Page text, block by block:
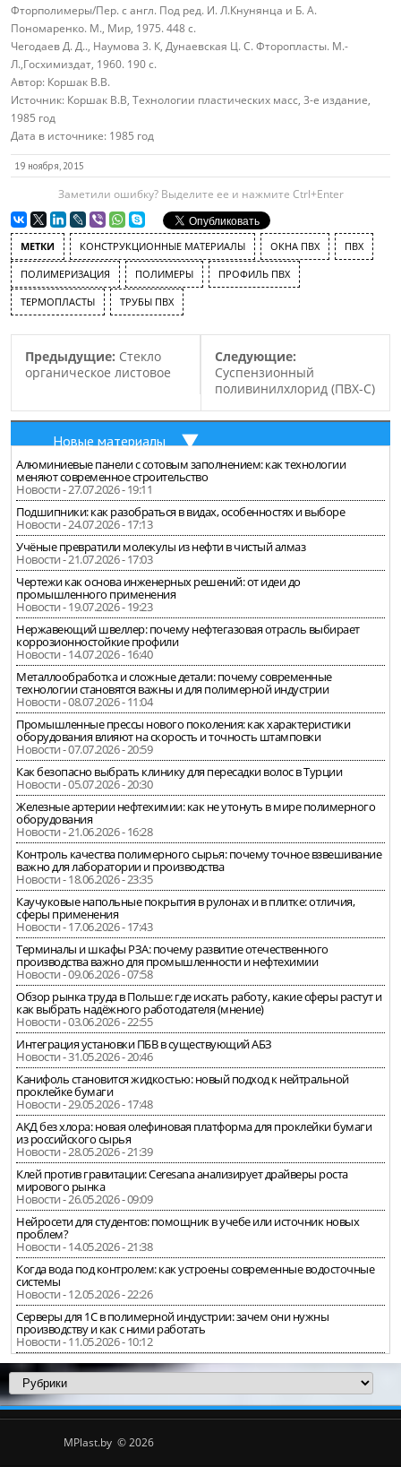
Фторполимеры/Пер. с англ. Под ред. И. Л.Кнунянца и Б. А.
Пономаренко. М., Мир, 1975. 448 с.
Чегодаев Д. Д.., Наумова 3. К, Дунаевская Ц. С. Фторопласты. М.-
Л.,Госхимиздат, 1960. 190 с.
Автор: Коршак В.В.
Источник: Коршак В.В, Технологии пластических масс, 3-е издание,
1985 год
Дата в источнике: 1985 год
19 ноября, 2015
Заметили ошибку? Выделите ее и нажмите Ctrl+Enter
МЕТКИ КОНСТРУКЦИОННЫЕ МАТЕРИАЛЫ ОКНА ПВХ ПВХ
ПОЛИМЕРИЗАЦИЯ ПОЛИМЕРЫ ПРОФИЛЬ ПВХ
ТЕРМОПЛАСТЫ ТРУБЫ ПВХ
Предыдущие: Стекло
органическое листовое
Следующие:
Суспензионный
поливинилхлорид (ПВХ-С)
Новые материалы
Алюминиевые панели с сотовым заполнением: как технологии
меняют современное строительство
Новости - 27.07.2026 - 19:11
Подшипники: как разобраться в видах, особенностях и выборе
Новости - 24.07.2026 - 17:13
Учёные превратили молекулы из нефти в чистый алмаз
Новости - 21.07.2026 - 17:03
Чертежи как основа инженерных решений: от идеи до
промышленного применения
Новости - 19.07.2026 - 19:23
Нержавеющий швеллер: почему нефтегазовая отрасль выбирает
коррозионностойкие профили
Новости - 14.07.2026 - 16:40
Металлообработка и сложные детали: почему современные
технологии становятся важны и для полимерной индустрии
Новости - 08.07.2026 - 11:04
Промышленные прессы нового поколения: как характеристики
оборудования влияют на скорость и точность штамповки
Новости - 07.07.2026 - 20:59
Как безопасно выбрать клинику для пересадки волос в Турции
Новости - 05.07.2026 - 20:30
Железные артерии нефтехимии: как не утонуть в мире полимерного
оборудования
Новости - 21.06.2026 - 16:28
Контроль качества полимерного сырья: почему точное взвешивание
важно для лаборатории и производства
Новости - 18.06.2026 - 23:35
Каучуковые напольные покрытия в рулонах и в плитке: отличия,
сферы применения
Новости - 17.06.2026 - 17:43
Терминалы и шкафы РЗА: почему развитие отечественного
производства важно для промышленности и нефтехимии
Новости - 09.06.2026 - 07:58
Обзор рынка труда в Польше: где искать работу, какие сферы растут и
как выбрать надёжного работодателя (мнение)
Новости - 03.06.2026 - 22:55
Интеграция установки ПБВ в существующий АБЗ
Новости - 31.05.2026 - 20:46
Канифоль становится жидкостью: новый подход к нейтральной
проклейке бумаги
Новости - 29.05.2026 - 17:48
АКД без хлора: новая олефиновая платформа для проклейки бумаги
из российского сырья
Новости - 28.05.2026 - 21:39
Клей против гравитации: Ceresana анализирует драйверы роста
мирового рынка
Новости - 26.05.2026 - 09:09
Нейросети для студентов: помощник в учебе или источник новых
проблем?
Новости - 14.05.2026 - 21:38
Когда вода под контролем: как устроены современные водосточные
системы
Новости - 12.05.2026 - 22:26
Серверы для 1С в полимерной индустрии: зачем они нужны
производству и как с ними работать
Новости - 11.05.2026 - 10:12
MPlast.by © 2026